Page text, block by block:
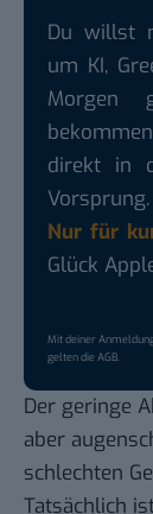
Du willst
um KI,
Morgen
direkt in
Vorsprung.
Nur für
Glück
Mit deiner
gelten dieAGB.
Der geringe
aber
schlechten
Tatsächlich